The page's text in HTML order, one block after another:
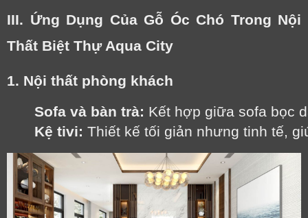
III. Ứng Dụng Của Gỗ Óc Chó Trong Nội
Thất Biệt Thự Aqua City
1. Nội thất phòng khách
Sofa và bàn trà: Kết hợp giữa sofa bọc
Kệ tivi: Thiết kế tối giản nhưng tinh tế,